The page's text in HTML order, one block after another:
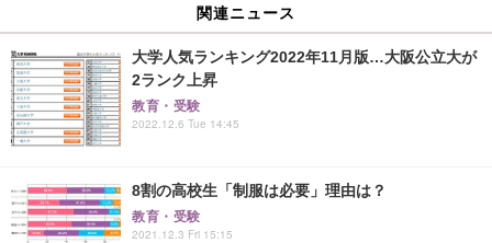
関連ニュース
大学人気ランキング2022年11月版…大阪公立大が
2ランク上昇
教育・受験
2022.12.6 Tue 14:45
8割の高校生「制服は必要」理由は？
教育・受験
2021.12.3 Fri 15:15